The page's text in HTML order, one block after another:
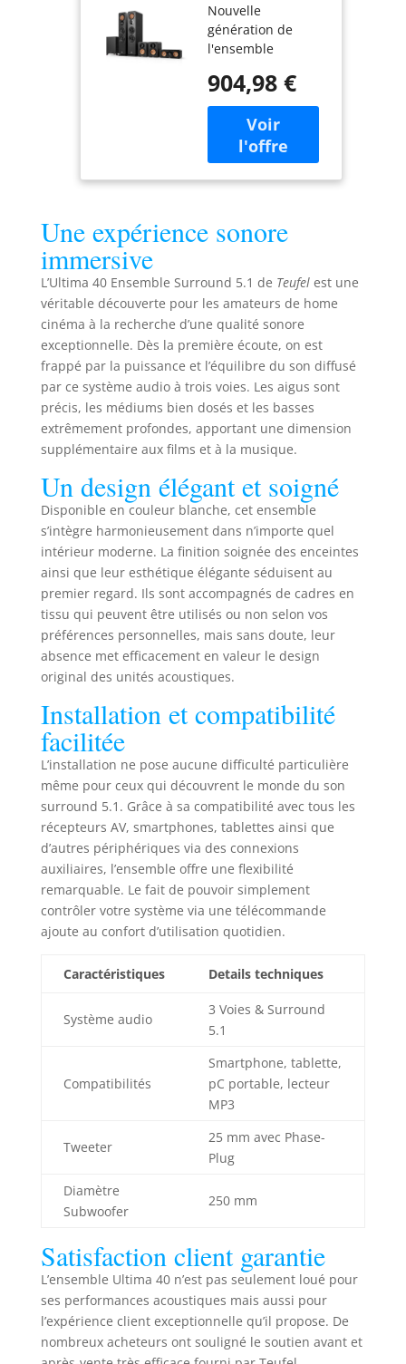
- Système
Home cinéma
Surround avec
Caisson de
Basses
Puissant, Bass-
Reflex, Haut-
Parleur
médium en
Kevlar - Noir
Nouvelle
génération de
l'ensemble
cinéma 5.1, offrant
un son surround
authentique et
impressionnant,
ainsi qu'une
grande dynamique
jeux, dans des
m². Composants
identiques et
assortis pour une
enveloppe sonore
imposante et une
localisation précise
de tous les
événements
sonores. Puissant
T 10, utilisable en
tant que caisson
frontale ou bass-
reflex, avec option
de contrôle sans
fil. Système 3 voies
avec deux woofers
haute performance
pour des niveaux
élevés et sans
distorsion, tout en
sonorité
équilibrée. Haut-
grave en Kevlar
tissé avec un
phase-plug,
travaillé dans une
chambre séparée
avec des renforts
pour une
reproduction
précise et une
scène sonore
ULTIMA avec
parleur médium-
grave garantit une
excellente
intelligibilité des
voix. Construction
bass-reflex à
double conduit
pour des basses
profondes,
précises, même à
Tweeter de 25 mm
avec guide d'ondes
pour des aigus
haute résolution,
subtils et une
excellente
904,98 €
Une expérience sonore
immersive
L’Ultima 40 Ensemble Surround 5.1 de Teufelest une
véritable découverte pour les amateurs de home
cinéma à la recherche d’une qualité sonore
exceptionnelle. Dès la première écoute, on est
frappé par la puissance et l’équilibre du son diffusé
par ce système audio à trois voies. Les aigus sont
précis, les médiums bien dosés et les basses
extrêmement profondes, apportant une dimension
supplémentaire aux films et à la musique.
Un design élégant et soigné
Disponible en couleur blanche, cet ensemble
s’intègre harmonieusement dans n’importe quel
intérieur moderne. La finition soignée des enceintes
ainsi que leur esthétique élégante séduisent au
premier regard. Ils sont accompagnés de cadres en
tissu qui peuvent être utilisés ou non selon vos
préférences personnelles, mais sans doute, leur
absence met efficacement en valeur le design
original des unités acoustiques.
Installation et compatibilité
facilitée
L’installation ne pose aucune difficulté particulière
même pour ceux qui découvrent le monde du son
surround 5.1. Grâce à sa compatibilité avec tous les
récepteurs AV, smartphones, tablettes ainsi que
d’autres périphériques via des connexions
auxiliaires, l’ensemble offre une flexibilité
remarquable. Le fait de pouvoir simplement
contrôler votre système via une télécommande
ajoute au confort d’utilisation quotidien.
Caractéristiques Details techniques
Système audio
3 Voies & Surround
5.1
Compatibilités
Smartphone, tablette,
pC portable, lecteur
MP3
Tweeter
25 mm avec Phase-
Plug
Diamètre
Subwoofer
250 mm
Satisfaction client garantie
L’ensemble Ultima 40 n’est pas seulement loué pour
ses performances acoustiques mais aussi pour
l’expérience client exceptionnelle qu’il propose. De
nombreux acheteurs ont souligné le soutien avant et